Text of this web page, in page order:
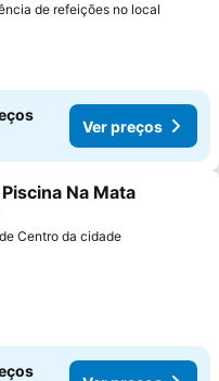
de refeições no local
Ver preços
aos favoritos
Na Mata
Centro da cidade